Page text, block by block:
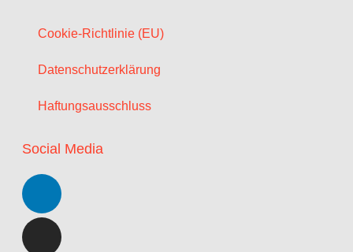
Cookie-Richtlinie (EU)
Datenschutzerklärung
Haftungsausschluss
Social Media